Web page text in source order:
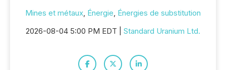
Mines et métaux, Énergie, Énergies de substitution
2026-08-04 5:00 PM EDT | Standard Uranium Ltd.